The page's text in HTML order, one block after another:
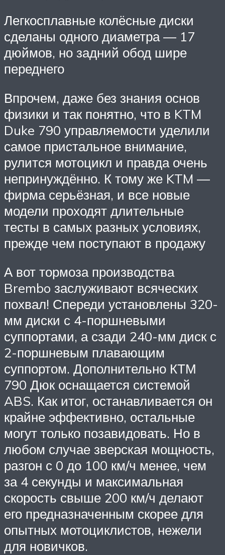
Легкосплавные колёсные диски
сделаны одного диаметра — 17
дюймов, но задний обод шире
переднего
Впрочем, даже без знания основ
физики и так понятно, что в KTM
Duke 790 управляемости уделили
самое пристальное внимание,
рулится мотоцикл и правда очень
непринуждённо. К тому же KTM —
фирма серьёзная, и все новые
модели проходят длительные
тесты в самых разных условиях,
прежде чем поступают в продажу
А вот тормоза производства
Brembo заслуживают всяческих
похвал! Спереди установлены 320-
мм диски с 4-поршневыми
суппортами, а сзади 240-мм диск с
2-поршневым плавающим
суппортом. Дополнительно КТМ
790 Дюк оснащается системой
ABS. Как итог, останавливается он
крайне эффективно, остальные
могут только позавидовать. Но в
любом случае зверская мощность,
разгон с 0 до 100 км/ч менее, чем
за 4 секунды и максимальная
скорость свыше 200 км/ч делают
его предназначенным скорее для
опытных мотоциклистов, нежели
для новичков.